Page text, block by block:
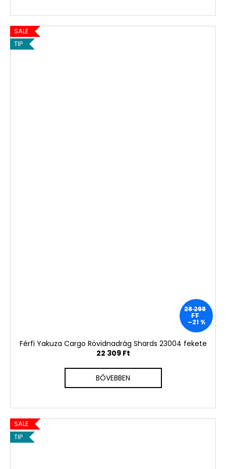
SALE
TIP
28 298
FT
–21 %
Férfi Yakuza Cargo Rövidnadrág Shards 23004 fekete
22 309 Ft
BŐVEBBEN
SALE
TIP